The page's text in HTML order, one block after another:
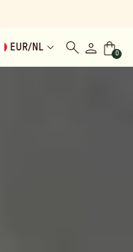
EUR/ NL
0